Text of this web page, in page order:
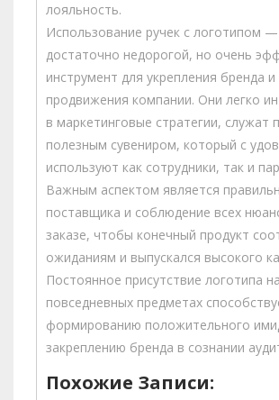
лояльность.
Использование ручек с логотипом
достаточно недорогой, но очень
инструмент для укрепления бренда и
продвижения компании. Они легко
в маркетинговые стратегии, служат
полезным сувениром, который с
используют как сотрудники, так и
Важным аспектом является
поставщика и соблюдение всех
заказе, чтобы конечный продукт
ожиданиям и выпускался высокого
Постоянное присутствие логотипа на
повседневных предметах
формированию положительного
закреплению бренда в сознании
Похожие Записи: